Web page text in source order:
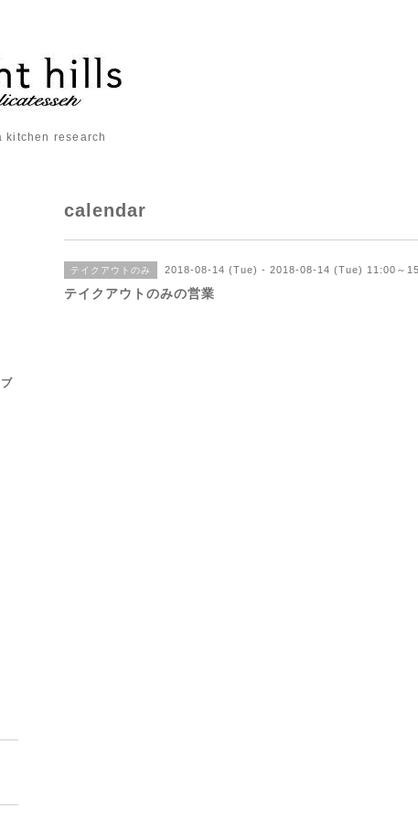
kitchen research
calendar
テイクアウトのみ 2018-08-14 (Tue) - 2018-08-14 (Tue) 11:00～
テイクアウトのみの営業